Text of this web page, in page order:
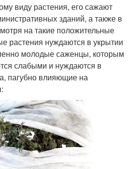
виду растения, его сажают
зданий, а также в
на такие положительные
растения нуждаются в укрытии
молодые саженцы, которым
слабыми и нуждаются в
пагубно влияющие на